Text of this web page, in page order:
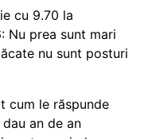
cu 9.70 la
Nu prea sunt mari
nu sunt posturi
cum le răspunde
an de an